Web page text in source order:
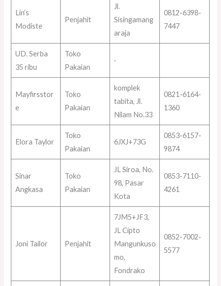
Lin’s
Modiste
Penjahit
Jl.
Sisingamang
araja
0812-6398-
7447
UD. Serba
35 ribu
Toko
Pakaian
·
Mayfirsstor
e
Toko
Pakaian
komplek
tabita, Jl.
Nilam No.33
0821-6164-
1360
Elora Taylor
Toko
Pakaian
6JXJ+73G
0853-6157-
9874
Sinar
Angkasa
Toko
Pakaian
JL Siroa, No.
98, Pasar
Kota
0853-7110-
4261
Joni Tailor Penjahit
7JM5+JF3,
JL Cipto
Mangunkuso
mo,
Fondrako
0852-7002-
5577